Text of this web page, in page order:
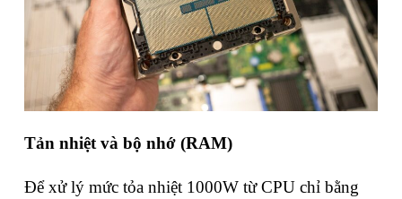
Tản nhiệt và bộ nhớ (RAM)
Để xử lý mức tỏa nhiệt 1000W từ CPU chỉ bằng